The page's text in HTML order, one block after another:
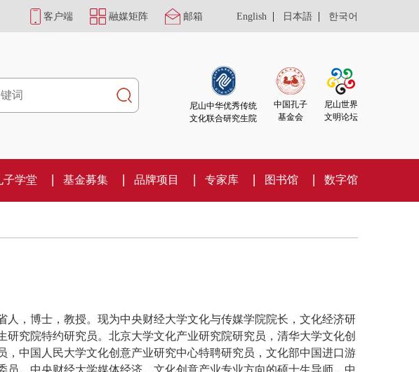
客户端 融媒矩阵 邮箱 English | 日本語 | 한국어
尼山中华优秀传统
文化联合研究生院
中国孔子
基金会
尼山世界
文明论坛
子学堂 基金募集 品牌项目 专家库 图书馆 数字馆
人，博士，教授。现为中央财经大学文化与传媒学院院长，文化经济研
研究院特约研究员。北京大学文化产业研究院研究员，清华大学文化创
，中国人民大学文化创意产业研究中心特聘研究员，文化部中国进口游
员。中央财经大学媒体经济、文化创意产业专业方向的硕士生导师，中